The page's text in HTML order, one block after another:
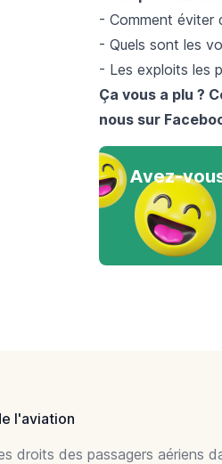
- Comment éviter
- Quels sont les
- Les exploits les
Ça vous a plu ?
nous sur
Avez-
l'aviation
droits des passagers aériens